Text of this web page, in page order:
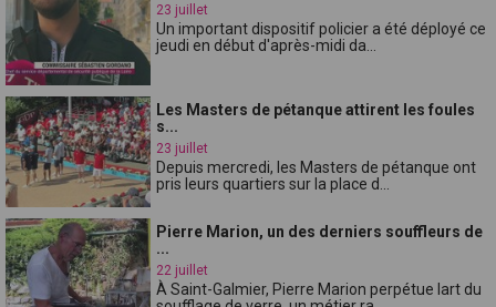
23 juillet
Un important dispositif policier a été déployé ce
jeudi en début d'après-midi da...
Les Masters de pétanque attirent les foules
s...
23 juillet
Depuis mercredi, les Masters de pétanque ont
pris leurs quartiers sur la place d...
Pierre Marion, un des derniers souffleurs de
...
22 juillet
À Saint-Galmier, Pierre Marion perpétue lart du